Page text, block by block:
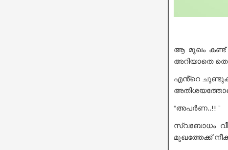
ആ മുഖം കണ്ട്
അറിയാതെ
എൻ്റെ
“അപർണ..!! ”
സ്വബോധം
മുഖത്തേക്ക്